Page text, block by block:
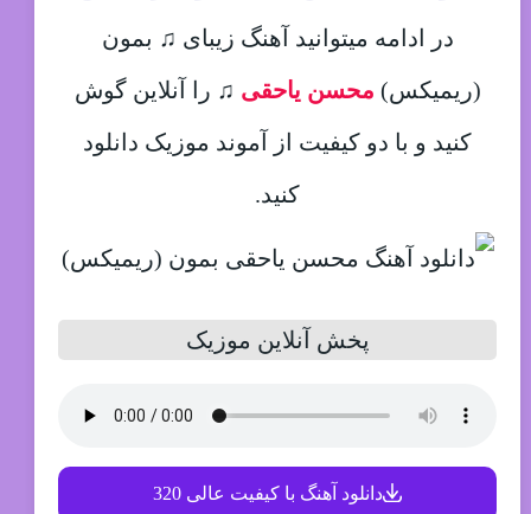
در ادامه میتوانید آهنگ زیبای ♫ بمون
(ریمیکس) محسن یاحقی ♫ را آنلاین گوش
کنید و با دو کیفیت از آموند موزیک دانلود
کنید.
پخش آنلاین موزیک
دانلود آهنگ با کیفیت عالی 320